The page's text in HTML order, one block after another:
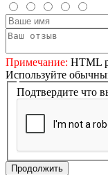
Примечание: HTML
Используйте
Подтвердите что
Продолжить